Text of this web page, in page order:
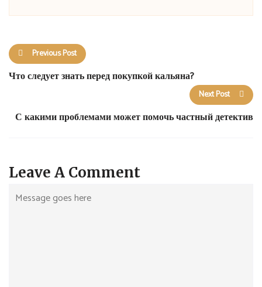
Previous Post
Что следует знать перед покупкой кальяна?
Next Post
С какими проблемами может помочь частный детектив
Leave A Comment